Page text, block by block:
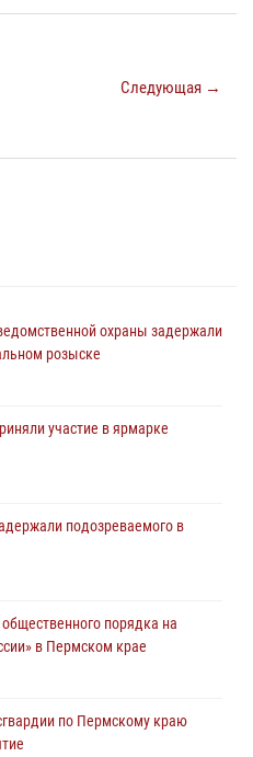
Следующая →
охраны задержали
розыске
участие в ярмарке
подозреваемого в
порядка на
в Пермском крае
по Пермскому краю